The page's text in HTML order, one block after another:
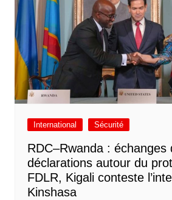
International Sécurité
RDC–Rwanda : échanges
déclarations autour du
FDLR, Kigali conteste
Kinshasa